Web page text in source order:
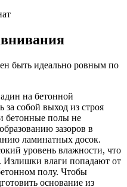
быть идеально ровным по
на бетонной
за собой выход из строя
бетонные полы не
зазоров в
ламинатных досок.
уровень влажности, что
Излишки влаги попадают от
полу. Чтобы
основание из